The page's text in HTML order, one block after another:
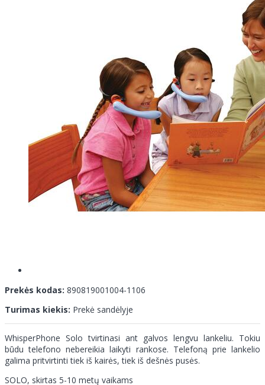
Prekės kodas: 890819001004-1106
Turimas kiekis: Prekė sandėlyje
WhisperPhone Solo tvirtinasi ant galvos lengvu lankeliu. Tokiu
būdu telefono nebereikia laikyti rankose. Telefoną prie lankelio
galima pritvirtinti tiek iš kairės, tiek iš dešnės pusės.
SOLO, skirtas 5-10 metų vaikams